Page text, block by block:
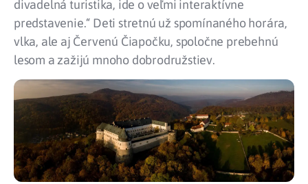
divadelná turistika, ide o veľmi interaktívne
predstavenie.“ Deti stretnú už spomínaného horára,
vlka, ale aj Červenú Čiapočku, spoločne prebehnú
lesom a zažijú mnoho dobrodružstiev.